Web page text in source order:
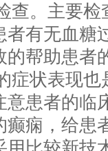
查。主要
有无血糖
的帮助患者
症状表现
患者的临
痫，给患